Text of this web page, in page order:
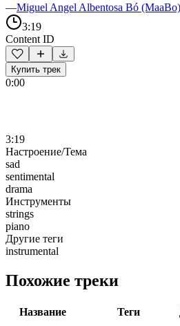
—Miguel Angel Albentosa Bó (MaaBo)
3:19
Content ID
Купить трек
0:00
3:19
Настроение/Тема
sad
sentimental
drama
Инструменты
strings
piano
Другие теги
instrumental
Похожие треки
Название Теги